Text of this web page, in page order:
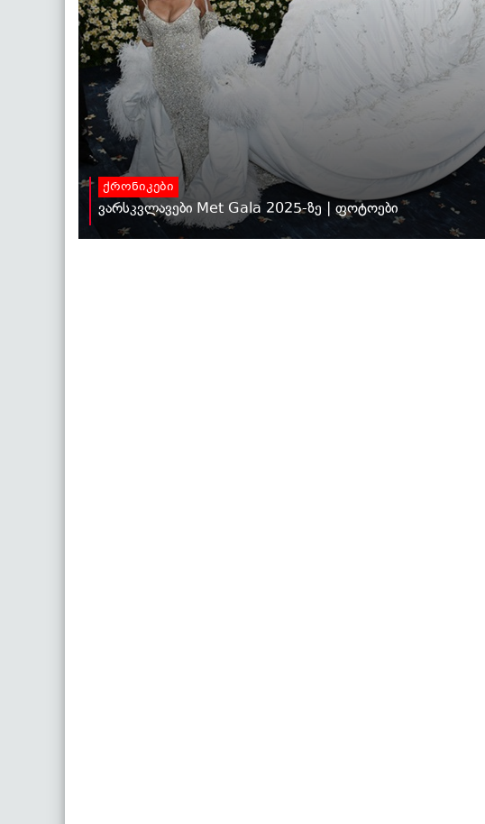
ქრონიკები
ვარსკვლავები Met Gala 2025-ზე | ფოტოები